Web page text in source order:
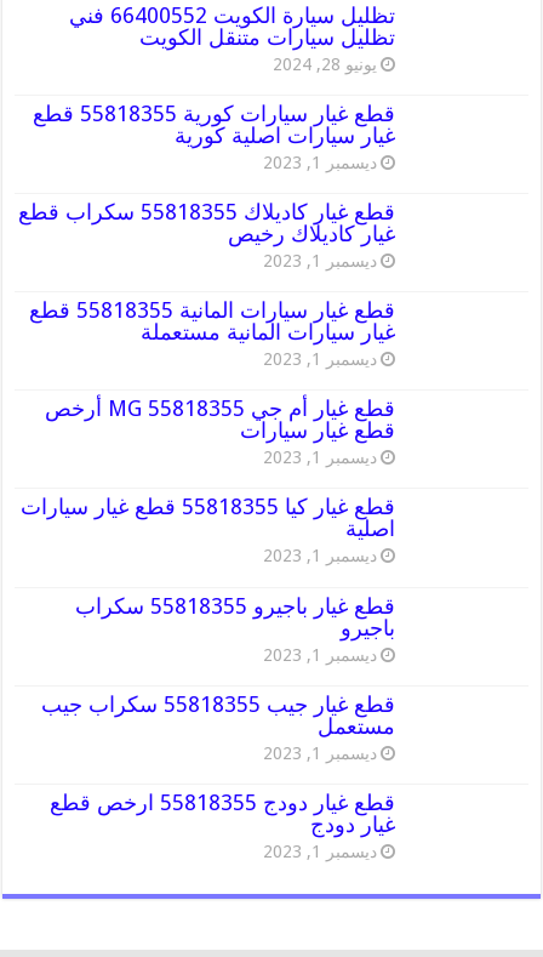
تظليل سيارة الكويت 66400552 فني
تظليل سيارات متنقل الكويت
يونيو 28, 2024
قطع غيار سيارات كورية 55818355 قطع
غيار سيارات اصلية كورية
ديسمبر 1, 2023
قطع غيار كاديلاك 55818355 سكراب قطع
غيار كاديلاك رخيص
ديسمبر 1, 2023
قطع غيار سيارات المانية 55818355 قطع
غيار سيارات المانية مستعملة
ديسمبر 1, 2023
قطع غيار أم جي MG 55818355 أرخص
قطع غيار سيارات
ديسمبر 1, 2023
قطع غيار كيا 55818355 قطع غيار سيارات
اصلية
ديسمبر 1, 2023
قطع غيار باجيرو 55818355 سكراب
باجيرو
ديسمبر 1, 2023
قطع غيار جيب 55818355 سكراب جيب
مستعمل
ديسمبر 1, 2023
قطع غيار دودج 55818355 ارخص قطع
غيار دودج
ديسمبر 1, 2023